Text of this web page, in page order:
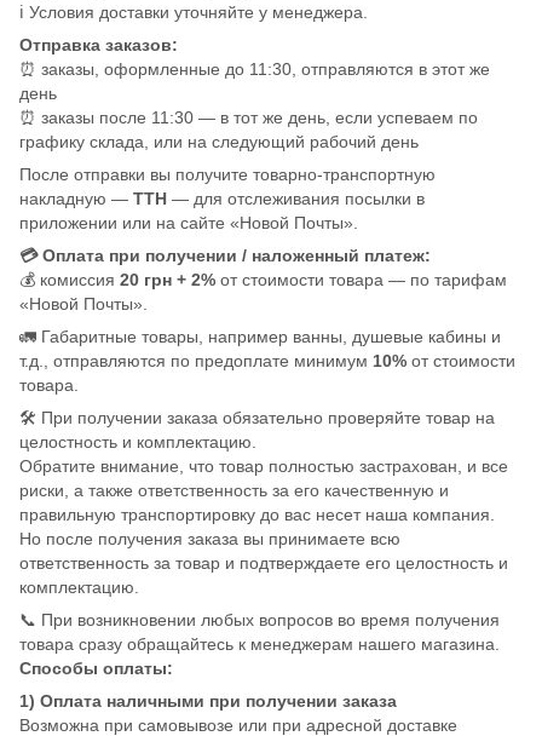
ℹ️ Условия доставки уточняйте у менеджера.
Отправка заказов:
⏰ заказы, оформленные до 11:30, отправляются в этот же
день
⏰ заказы после 11:30 — в тот же день, если успеваем по
графику склада, или на следующий рабочий день
После отправки вы получите товарно-транспортную
накладную — ТТН — для отслеживания посылки в
приложении или на сайте «Новой Почты».
💳 Оплата при получении / наложенный платеж:
💰 комиссия 20 грн + 2% от стоимости товара — по тарифам
«Новой Почты».
🚛 Габаритные товары, например ванны, душевые кабины и
т.д., отправляются по предоплате минимум 10% от стоимости
товара.
🛠️ При получении заказа обязательно проверяйте товар на
целостность и комплектацию.
Обратите внимание, что товар полностью застрахован, и все
риски, а также ответственность за его качественную и
правильную транспортировку до вас несет наша компания.
Но после получения заказа вы принимаете всю
ответственность за товар и подтверждаете его целостность и
комплектацию.
📞 При возникновении любых вопросов во время получения
товара сразу обращайтесь к менеджерам нашего магазина.
Способы оплаты:
1) Оплата наличными при получении заказа
Возможна при самовывозе или при адресной доставке